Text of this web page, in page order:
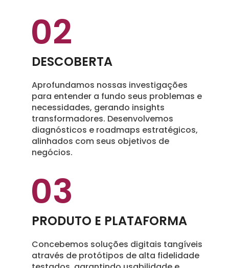
02
DESCOBERTA
Aprofundamos nossas investigações
para entender a fundo seus problemas e
necessidades, gerando insights
transformadores. Desenvolvemos
diagnósticos e roadmaps estratégicos,
alinhados com seus objetivos de
negócios.
03
PRODUTO E PLATAFORMA
Concebemos soluções digitais tangíveis
através de protótipos de alta fidelidade